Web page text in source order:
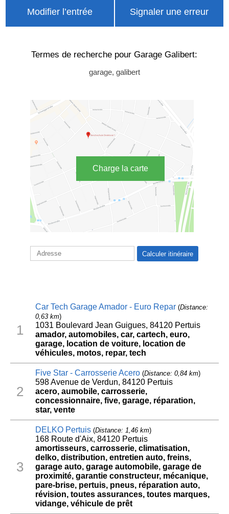
Modifier l’entrée Signaler une erreur
Termes de recherche pour Garage Galibert:
garage, galibert
Charge la carte
1
Car Tech Garage Amador - Euro Repar(Distance:
0,63 km)
1031 Boulevard Jean Guigues, 84120 Pertuis
amador, automobiles, car, cartech, euro,
garage, location de voiture, location de
véhicules, motos, repar, tech
2
Five Star - Carrosserie Acero(Distance: 0,84 km)
598 Avenue de Verdun, 84120 Pertuis
acero, aumobile, carrosserie,
concessionnaire, five, garage, réparation,
star, vente
3
DELKO Pertuis(Distance: 1,46 km)
168 Route d'Aix, 84120 Pertuis
amortisseurs, carrosserie, climatisation,
delko, distribution, entretien auto, freins,
garage auto, garage automobile, garage de
proximité, garantie constructeur, mécanique,
pare-brise, pertuis, pneus, réparation auto,
révision, toutes assurances, toutes marques,
vidange, véhicule de prêt